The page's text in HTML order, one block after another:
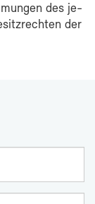
des je­
der